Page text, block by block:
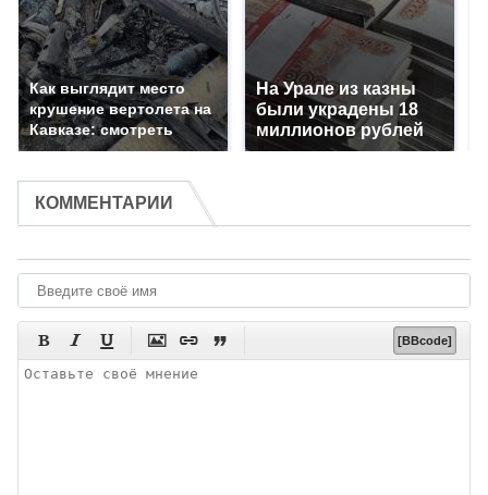
Как выглядит место
крушение вертолета на
Кавказе: смотреть
На Урале из казны
были украдены 18
миллионов рублей
КОММЕНТАРИИ
      [BBcode]